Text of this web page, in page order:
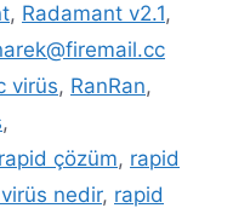
, Radamant v2.1,
virüs, RanRan,
,
rapid çözüm, rapid
nedir, rapid